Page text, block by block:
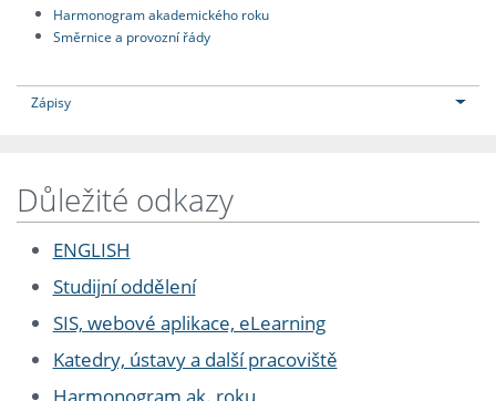
Harmonogram akademického roku
Směrnice a provozní řády
Zápisy
Důležité odkazy
ENGLISH
Studijní oddělení
SIS, webové aplikace, eLearning
Katedry, ústavy a další pracoviště
Harmonogram ak. roku